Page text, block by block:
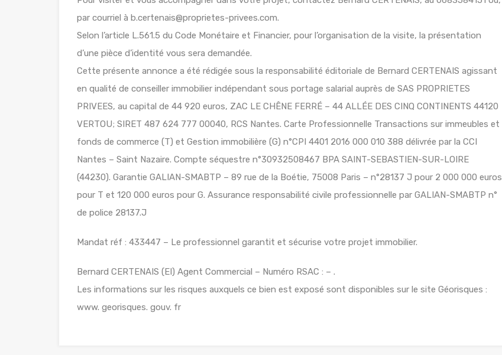
par courriel à b.certenais@proprietes-privees.com.
Selon l’article L.561.5 du Code Monétaire et Financier, pour l’organisation de la visite, la présentation
d’une pièce d’identité vous sera demandée.
Cette présente annonce a été rédigée sous la responsabilité éditoriale de Bernard CERTENAIS agissant
en qualité de conseiller immobilier indépendant sous portage salarial auprès de SAS PROPRIETES
PRIVEES, au capital de 44 920 euros, ZAC LE CHÊNE FERRÉ – 44 ALLÉE DES CINQ CONTINENTS 44120
VERTOU; SIRET 487 624 777 00040, RCS Nantes. Carte Professionnelle Transactions sur immeubles et
fonds de commerce (T) et Gestion immobilière (G) n°CPI 4401 2016 000 010 388 délivrée par la CCI
Nantes – Saint Nazaire. Compte séquestre n°30932508467 BPA SAINT-SEBASTIEN-SUR-LOIRE
(44230). Garantie GALIAN-SMABTP – 89 rue de la Boétie, 75008 Paris – n°28137 J pour 2 000 000 euros
pour T et 120 000 euros pour G. Assurance responsabilité civile professionnelle par GALIAN-SMABTP n°
de police 28137.J
Mandat réf : 433447 – Le professionnel garantit et sécurise votre projet immobilier.
Bernard CERTENAIS (EI) Agent Commercial – Numéro RSAC : – .
Les informations sur les risques auxquels ce bien est exposé sont disponibles sur le site Géorisques :
www. georisques. gouv. fr